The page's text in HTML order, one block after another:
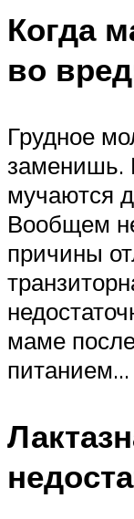
Когда
во
Грудное
заменишь.
мучаются
Вообщем
причины
маме
питанием…